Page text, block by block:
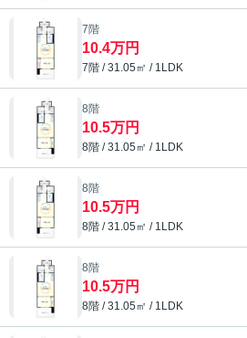
7階
10.4万円
7階 / 31.05㎡ / 1LDK
8階
10.5万円
8階 / 31.05㎡ / 1LDK
8階
10.5万円
8階 / 31.05㎡ / 1LDK
8階
10.5万円
8階 / 31.05㎡ / 1LDK